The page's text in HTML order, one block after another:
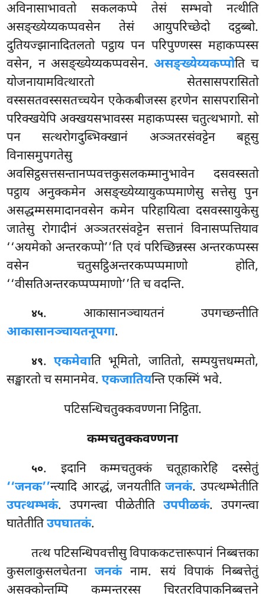
अविनासाभावतो सकलकप्पे तेसं सम्भवो नत्थीति
असङ्ख्येय्यकप्पवसेन तेसं आयुपरिच्छेदो दट्ठब्बो.
दुतियज्झानादितलतो पट्ठाय पन परिपुण्णस्स महाकप्पस्स
वसेन, न असङ्ख्येय्यकप्पवसेन.असङ्ख्येय्यकप्पोति च
योजनायामवित्थारतो सेतसासपरासितो
वस्ससतवस्ससतच्चयेन एकेकबीजस्स हरणेन सासपरासिनो
परिक्खयेपि अक्खयसभावस्स महाकप्पस्स चतुत्थभागो. सो
पन सत्थरोगदुब्भिक्खानं अञ्ञतरसंवट्टेन बहूसु
विनासमुपगतेसु
अवसिट्ठसत्तसन्तानप्पवत्तकुसलकम्मानुभावेन दसवस्सतो
पट्ठाय अनुक्कमेन असङ्ख्येय्यायुकप्पमाणेसु सत्तेसु पुन
असद्धम्मसमादानवसेन कमेन परिहायित्वा दसवस्सायुकेसु
जातेसु रोगादीनं अञ्ञतरसंवट्टेन सत्तानं विनासप्पत्तियाव
‘‘अयमेको अन्तरकप्पो’’ति एवं परिच्छिन्नस्स अन्तरकप्पस्स
वसेन चतुसट्ठिअन्तरकप्पप्पमाणो होति,
‘‘वीसतिअन्तरकप्पप्पमाणो’’ति च वदन्ति.
४५. आकासानञ्चायतनं उपगच्छन्तीति
आकासानञ्चायतनूपगा.
४९. एकमेवाति भूमितो, जातितो, सम्पयुत्तधम्मतो,
सङ्खारतो च समानमेव.एकजातियन्ति एकस्मिं भवे.
पटिसन्धिचतुक्कवण्णना निट्ठिता.
कम्मचतुक्कवण्णना
५०. इदानिकम्मचतुक्कं चतूहाकारेहि दस्सेतुं
‘‘जनक’’न्त्यादि आरद्धं, जनयतीतिजनकं. उपत्थम्भेतीति
उपत्थम्भकं. उपगन्त्वा पीळेतीति उपपीळकं. उपगन्त्वा
घातेतीतिउपघातकं.
तत्थ पटिसन्धिपवत्तीसु विपाककटत्तारूपानं निब्बत्तका
कुसलाकुसलचेतनाजनकंनाम. सयं विपाकं निब्बत्तेतुं
असक्कोन्तम्पि कम्मन्तरस्स चिरतरविपाकनिब्बत्तने